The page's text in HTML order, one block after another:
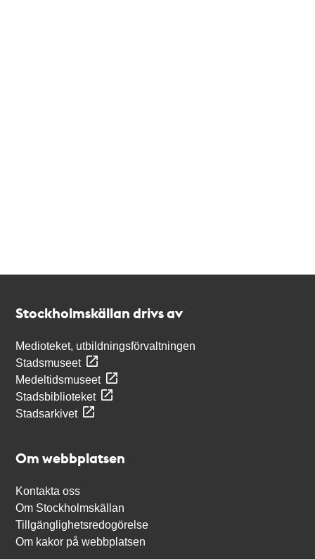
Stockholmskällan drivs av
Medioteket, utbildningsförvaltningen
Stadsmuseet
Medeltidsmuseet
Stadsbiblioteket
Stadsarkivet
Om webbplatsen
Kontakta oss
Om Stockholmskällan
Tillgänglighetsredogörelse
Om kakor på webbplatsen